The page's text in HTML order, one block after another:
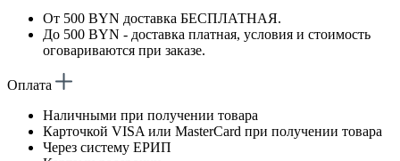
От 500 BYN доставка БЕСПЛАТНАЯ.
До 500 BYN - доставка платная, условия и стоимость
оговариваются при заказе.
Оплата
Наличными при получении товара
Карточкой VISA или MasterCard при получении товара
Через систему ЕРИП